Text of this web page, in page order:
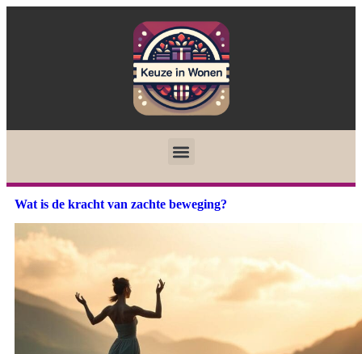
Wat is de kracht van zachte beweging?